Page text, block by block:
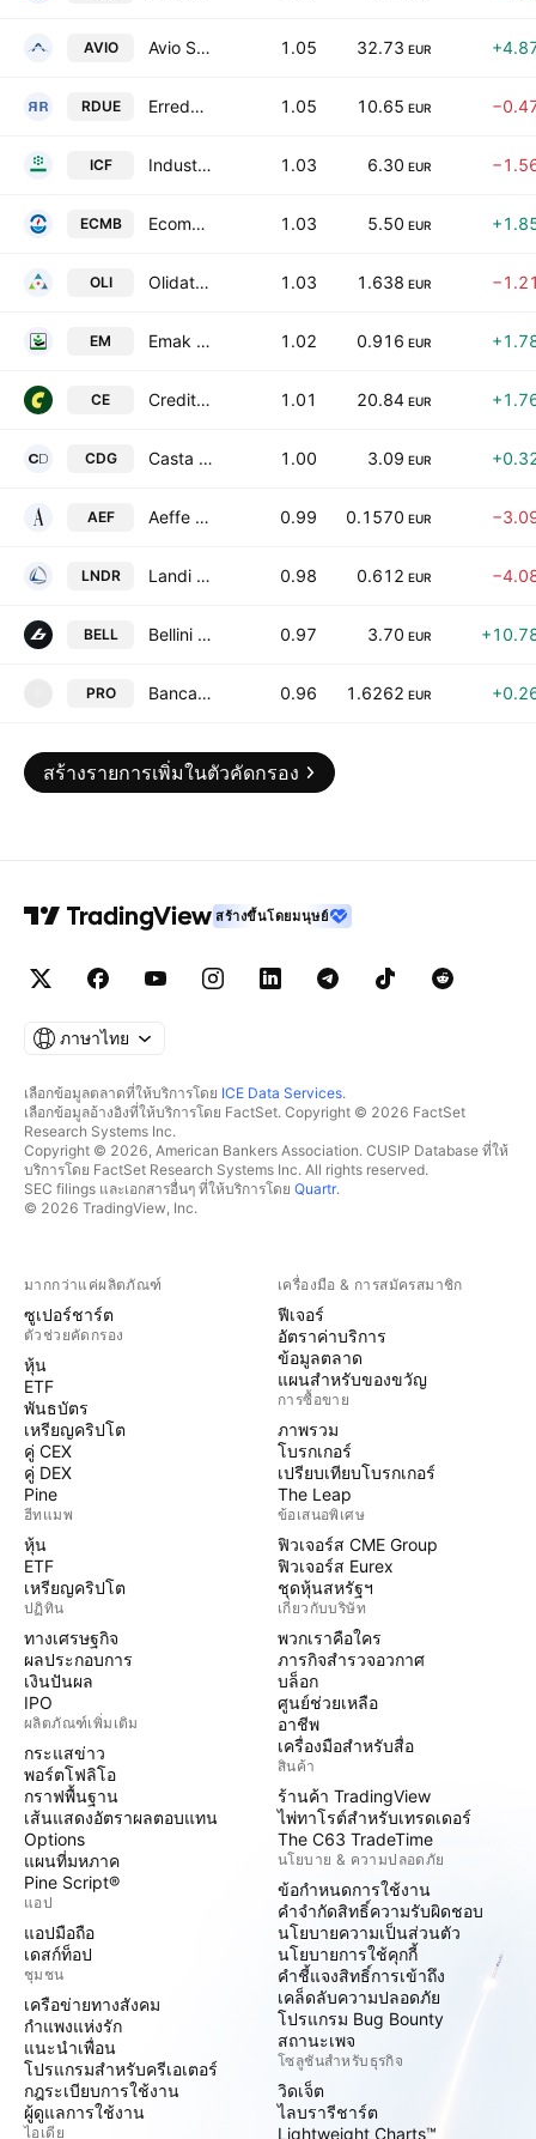
AVIO Avio SpA 1.05 32.73 EUR
RDUE Erredue S.P.A. 1.05 10.65 EUR
ICF Industrie Chimiche Forestali SpA 1.03 6.30 EUR
ECMB Ecomembrane S.P.A. 1.03 5.50 EUR
OLI Olidata S.p.A. 1.03 1.638 EUR
EM Emak S.p.A. 1.02 0.916 EUR
CE Credito Emiliano S.p.A. 1.01 20.84 EUR
CDG Casta Diva Group S.p.A. 1.00 3.09 EUR
AEF Aeffe S.p.A. 0.99 0.1570 EUR
LNDR Landi Renzo S.p.a. 0.98 0.612 EUR
BELL Bellini Nautica S.P.A. 0.97 3.70 EUR
PRO Banca Profilo S.p.A. 0.96 1.6262 EUR
สร้างรายการเพิ่มในตัวคัดกรอง
สร้างขึ้นโดยมนุษย์
ภาษาไทย
เลือกข้อมูลตลาดที่ให้บริการโดย ICE Data Services.
เลือกข้อมูลอ้างอิงที่ให้บริการโดย FactSet. Copyright © 2026 FactSet
Research Systems Inc.
Copyright © 2026, American Bankers Association. CUSIP Database ที่ให้
บริการโดย FactSet Research Systems Inc. All rights reserved.
SEC filings และเอกสารอื่นๆ ที่ให้บริการโดย Quartr.
© 2026 TradingView, Inc.
มากกว่าแค่ผลิตภัณฑ์
ซูเปอร์ชาร์ต
ตัวช่วยคัดกรอง
หุ้น
ETF
พันธบัตร
เหรียญคริปโต
คู่ CEX
คู่ DEX
Pine
ฮีทแมพ
หุ้น
ETF
เหรียญคริปโต
ปฏิทิน
ทางเศรษฐกิจ
ผลประกอบการ
เงินปันผล
IPO
ผลิตภัณฑ์เพิ่มเติม
กระแสข่าว
พอร์ตโฟลิโอ
กราฟพื้นฐาน
เส้นแสดงอัตราผลตอบแทน
Options
แผนที่มหภาค
Pine Script®
แอป
แอปมือถือ
เดสก์ท็อป
ชุมชน
เครือข่ายทางสังคม
กำแพงแห่งรัก
แนะนำเพื่อน
โปรแกรมสำหรับครีเอเตอร์
กฎระเบียบการใช้งาน
ผู้ดูแลการใช้งาน
ไอเดีย
เครื่องมือ & การสมัครสมาชิก
ฟีเจอร์
อัตราค่าบริการ
ข้อมูลตลาด
แผนสำหรับของขวัญ
การซื้อขาย
ภาพรวม
โบรกเกอร์
เปรียบเทียบโบรกเกอร์
The Leap
ข้อเสนอพิเศษ
ฟิวเจอร์ส CME Group
ฟิวเจอร์ส Eurex
ชุดหุ้นสหรัฐฯ
เกี่ยวกับบริษัท
พวกเราคือใคร
ภารกิจสำรวจอวกาศ
บล็อก
ศูนย์ช่วยเหลือ
อาชีพ
เครื่องมือสำหรับสื่อ
สินค้า
ร้านค้า TradingView
ไพ่ทาโรต์สำหรับเทรดเดอร์
The C63 TradeTime
นโยบาย & ความปลอดภัย
ข้อกำหนดการใช้งาน
คำจำกัดสิทธิ์ความรับผิดชอบ
นโยบายความเป็นส่วนตัว
นโยบายการใช้คุกกี้
คำชี้แจงสิทธิ์การเข้าถึง
เคล็ดลับความปลอดภัย
โปรแกรม Bug Bounty
สถานะเพจ
โซลูชันสำหรับธุรกิจ
วิดเจ็ต
ไลบรารีชาร์ต
Lightweight Charts™